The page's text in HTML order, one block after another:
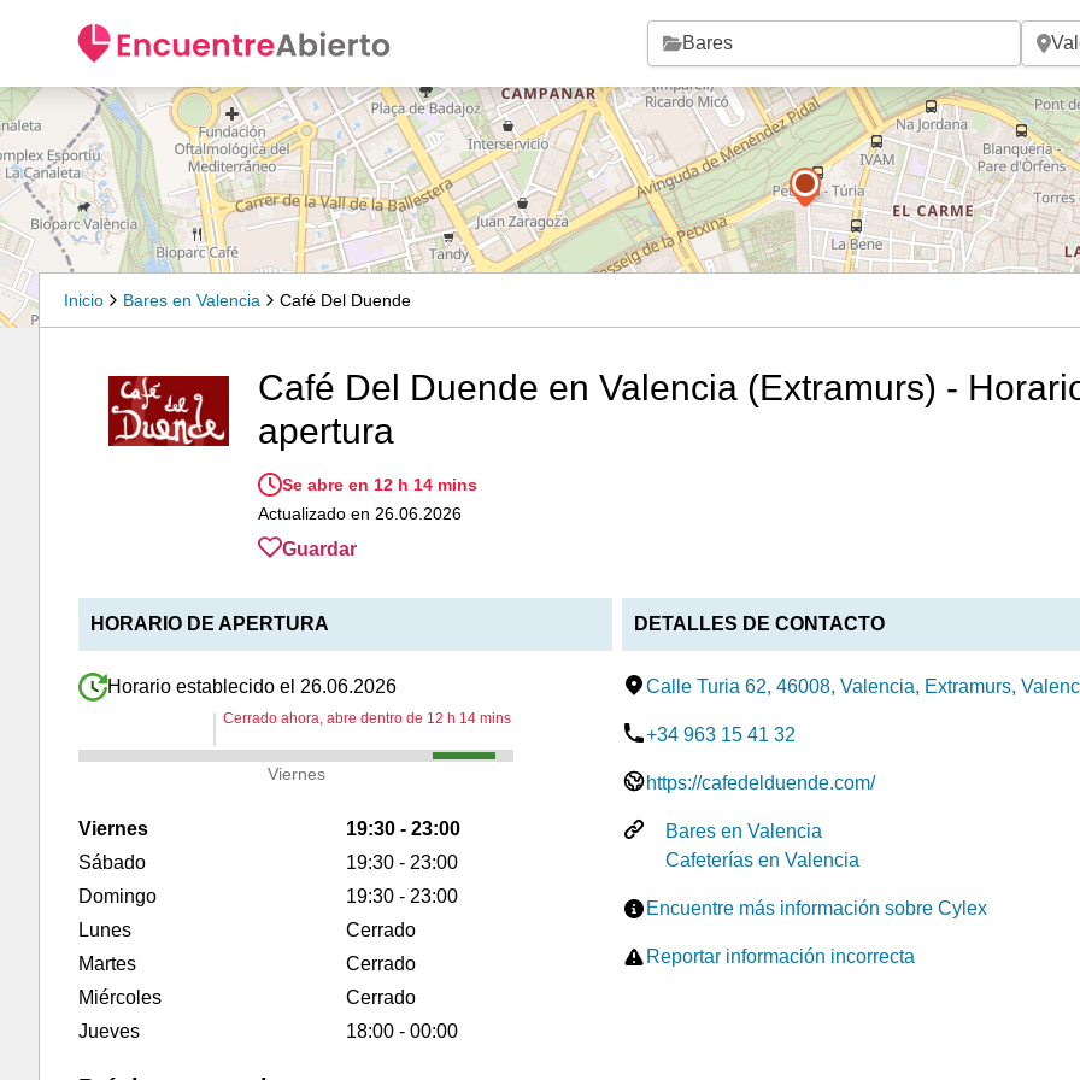
Inicio Bares en Valencia Café Del Duende
Café Del Duende en Valencia (Extramurs) -
apertura
Se abre en 12 h 14 mins
Actualizado en 26.06.2026
Guardar
HORARIO DE APERTURA
Horario establecido el 26.06.2026
Cerrado ahora, abre dentro de 12 h 14mins
Viernes
Viernes
19:30 - 23:00
Sábado
19:30 - 23:00
Domingo
19:30 - 23:00
Lunes
Cerrado
Martes
Cerrado
Miércoles
Cerrado
Jueves
18:00 - 00:00
DETALLES DE CONTACTO
Calle Turia 62, 46008, Valencia, Extramurs,
+34 963 15 41 32
https://cafedelduende.com/
Bares en Valencia
Cafeterías en Valencia
Encuentre más información sobre Cylex
Reportar información incorrecta